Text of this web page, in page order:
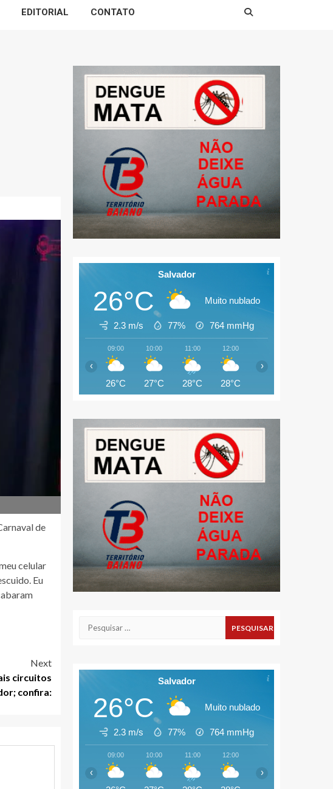
EDITORIAL CONTATO
de
celular
Eu
Next
circuitos
confira:
Salvador
26°C Muito nublado
2.3 m/s 77% 764 mmHg
09:00
26°C
10:00
27°C
11:00
28°C
12:00
28°C
‹ ›
Pesquisar
Salvador
26°C Muito nublado
2.3 m/s 77% 764 mmHg
09:00 10:00 11:00 12:00
‹ ›